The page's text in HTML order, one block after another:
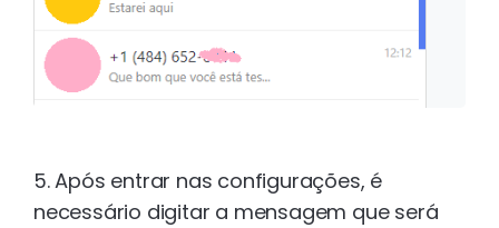
5. Após entrar nas configurações, é
necessário digitar a mensagem que será